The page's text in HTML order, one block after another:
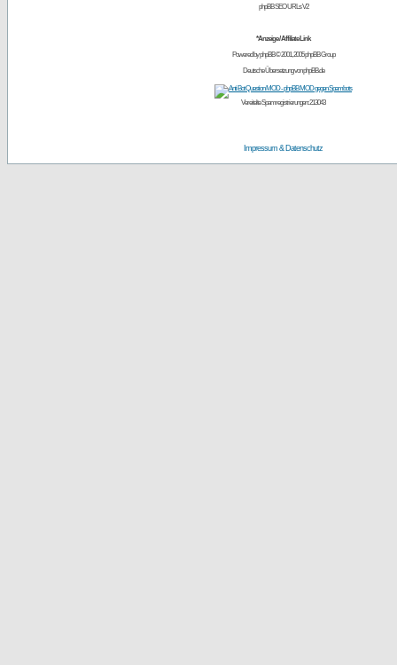
phpBB SEO URLs V2
*Anzeige / Affiliate Link
Powered byphpBB© 2001, 2005 phpBB Group
Deutsche Übersetzung vonphpBB.de
Vereitelte Spamregistrierungen: 213043
Impressum & Datenschutz